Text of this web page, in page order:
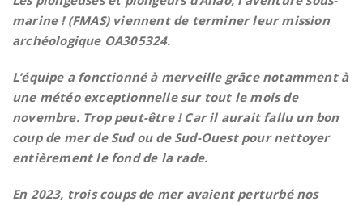
marine ! (FMAS) viennent de terminer leur mission
archéologique OA305324.
L’équipe a fonctionné à merveille grâce notamment à
une météo exceptionnelle sur tout le mois de
novembre. Trop peut-être ! Car il aurait fallu un bon
coup de mer de Sud ou de Sud-Ouest pour nettoyer
entièrement le fond de la rade.
En 2023, trois coups de mer avaient perturbé nos